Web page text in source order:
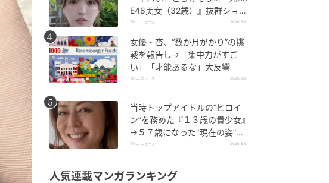
E48美女（32歳）』抜群ショッ
トに「マジ可愛い」
TRILL ニュース 2026.8.6
女優・杏、“数か月がかり”の挑
戦を報告し→「集中力がすご
い」「才能あるな」大反響
TRILL ニュース 2026.8.6
当時トップアイドルの“ヒロイ
ン”を務めた『１３歳の貴少女』
→５７歳になった″現在の姿”に
「現役感ハンパない」「お美し
TRILL ニュース 2026.8.6
人気連載マンガランキング